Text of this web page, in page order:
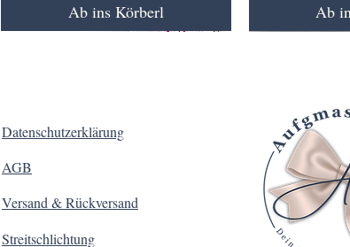
Ab ins Körberl Ab
Datenschutzerklärung
AGB
Versand & Rückversand
Streitschlichtung